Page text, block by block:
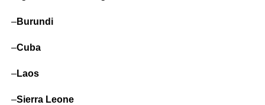
–Burundi
–Cuba
–Laos
–Sierra Leone